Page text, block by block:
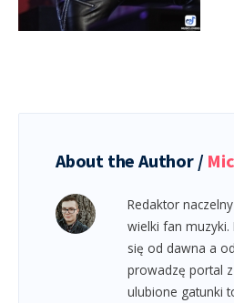
About the Author /
Redaktor
wielki fan muzyki.
się od dawna a
prowadzę portal
ulubione gatunki